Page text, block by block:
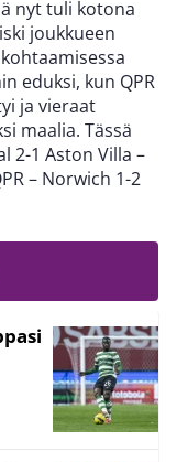
nyt tuli kotona
joukkueen
eduksi, kun QPR
ja vieraat
maalia. Tässä
2-1 Aston Villa –
– Norwich 1-2